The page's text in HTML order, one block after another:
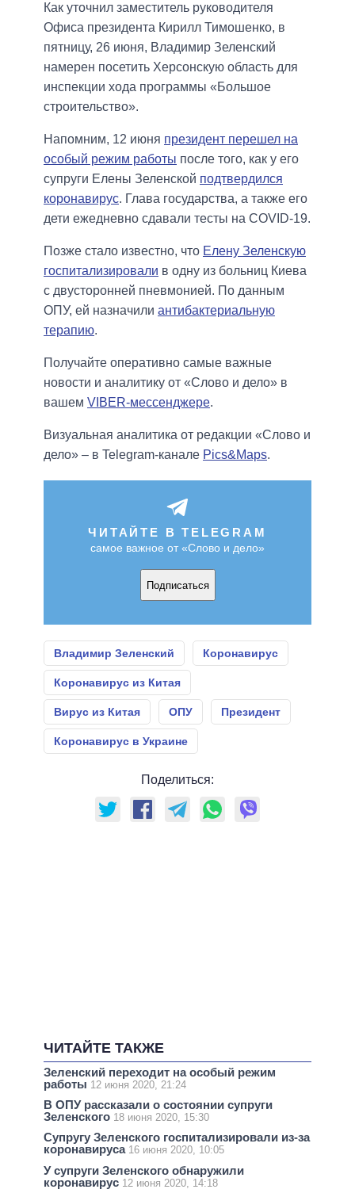
Как уточнил заместитель руководителя
Офиса президента Кирилл Тимошенко, в
пятницу, 26 июня, Владимир Зеленский
намерен посетить Херсонскую область для
инспекции хода программы «Большое
строительство».
Напомним, 12 июня президент перешел на
особый режим работы после того, как у его
супруги Елены Зеленской подтвердился
коронавирус. Глава государства, а также его
дети ежедневно сдавали тесты на COVID-19.
Позже стало известно, что Елену Зеленскую
госпитализировали в одну из больниц Киева
с двусторонней пневмонией. По данным
ОПУ, ей назначили антибактериальную
терапию.
Получайте оперативно самые важные
новости и аналитику от «Слово и дело» в
вашем VIBER-мессенджере.
Визуальная аналитика от редакции «Слово и
дело» – в Telegram-канале Pics&Maps.
ЧИТАЙТЕ В TELEGRAM
самое важное от «Слово и дело»
Подписаться
Владимир Зеленский Коронавирус
Коронавирус из Китая
Вирус из Китая ОПУ Президент
Коронавирус в Украине
Поделиться:
ЧИТАЙТЕ ТАКЖЕ
Зеленский переходит на особый режим
работы 12 июня 2020, 21:24
В ОПУ рассказали о состоянии супруги
Зеленского 18 июня 2020, 15:30
Супругу Зеленского госпитализировали из-за
коронавируса 16 июня 2020, 10:05
У супруги Зеленского обнаружили
коронавирус 12 июня 2020, 14:18